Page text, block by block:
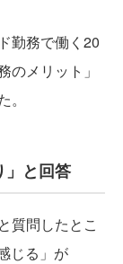
勤務で働く20
のメリット」
」と回答
質問したとこ
じる」が